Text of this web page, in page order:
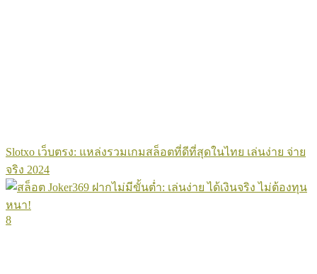
Slotxo เว็บตรง: แหล่งรวมเกมสล็อตที่ดีที่สุดในไทย เล่นง่าย จ่าย
จริง 2024
8